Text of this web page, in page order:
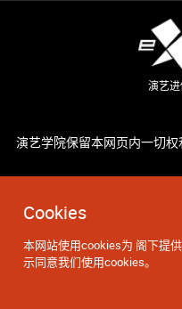
Cookies
本网站使用cookies为 阁下提
示同意我们使用cookies。
演艺
演艺学院保留本网页内一切权